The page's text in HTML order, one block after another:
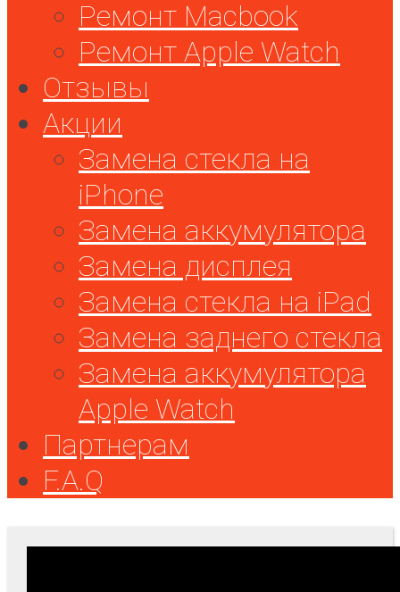
Ремонт Macbook
Ремонт Apple Watch
Отзывы
Акции
Замена стекла на
iPhone
Замена аккумулятора
Замена дисплея
Замена стекла на iPad
Замена заднего стекла
Замена аккумулятора
Apple Watch
Партнерам
F.A.Q